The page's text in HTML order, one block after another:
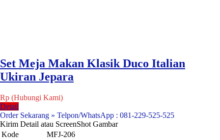
Set Meja Makan Klasik Duco Italian
Ukiran Jepara
Rp (Hubungi Kami)
Detail
Order Sekarang » Telpon/WhatsApp : 081-229-525-525
Kirim Detail atau ScreenShot Gambar
Kode
MFJ-206